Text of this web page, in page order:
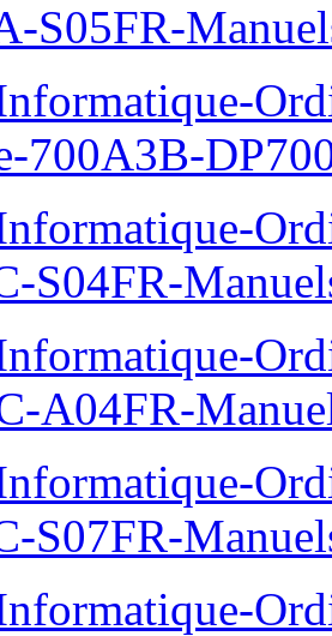
S05FR-
700A3B-
S04FR-
A04FR-
S07FR-